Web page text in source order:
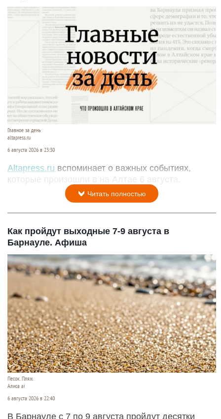
Главное за день
altapress.ru
6 августа 2026 в 23:30
Altapress.ru вспоминает о важных событиях,
которые произошли в на Алтае 6 августа.
Читать полностью
Как пройдут выходные 7-9 августа в
Барнауле. Афиша
Песок. Пляж.
Алиса ai
6 августа 2026 в 22:40
В Барнауле с 7 по 9 августа пройдут десятки